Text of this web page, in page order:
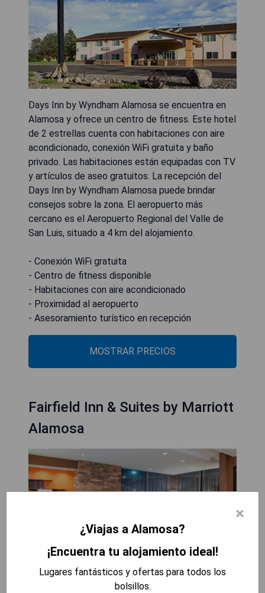
Days Inn by Wyndham Alamosa se encuentra en
Alamosa y ofrece un centro de fitness. Este hotel
de 2 estrellas cuenta con habitaciones con aire
acondicionado, conexión WiFi gratuita y baño
privado. Las habitaciones están equipadas con TV
y artículos de aseo gratuitos. La recepción del
Days Inn by Wyndham Alamosa puede brindar
consejos sobre la zona. El aeropuerto más
cercano es el Aeropuerto Regional del Valle de
San Luis, situado a 4 km del alojamiento.
- Conexión WiFi gratuita
- Centro de fitness disponible
- Habitaciones con aire acondicionado
- Proximidad al aeropuerto
- Asesoramiento turístico en recepción
MOSTRAR PRECIOS
Fairfield Inn & Suites by Marriott
Alamosa
×
¿Viajas a Alamosa?
¡Encuentra tu alojamiento ideal!
Lugares fantásticos y ofertas para todos los
bolsillos.